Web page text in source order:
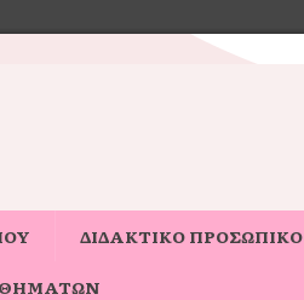
ΔΙΔΑΚΤΙΚΟ ΠΡΟΣΩΠΙΚΟ